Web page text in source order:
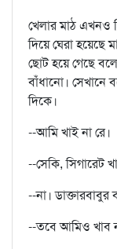
খেলার মাঠ
দিয়ে ঘেরা হয়েছে
ছোট হয়ে গেছে
বাঁধানো। সেখানে
দিকে।
--আমি খাই না রে।
--সেকি, সিগারেট
--না। ডাক্তারবাবুর
--তবে আমিও খাব